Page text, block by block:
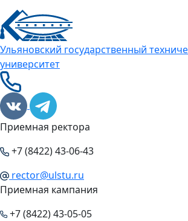
Ульяновский государственный
университет
Приемная ректора
+7 (8422) 43-06-43
rector@ulstu.ru
Приемная кампания
+7 (8422) 43-05-05